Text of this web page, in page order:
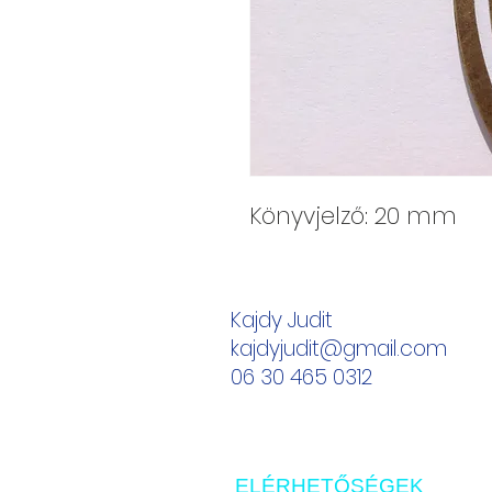
Könyvjelző: 20 mm
Kajdy Judit
kajdyjudit@gmail.com
06 30 465 0312
ELÉRHETŐSÉGEK